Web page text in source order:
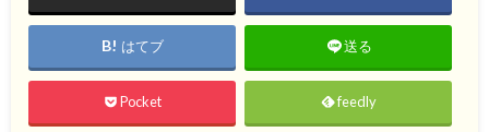
はてブ 送る
Pocket feedly